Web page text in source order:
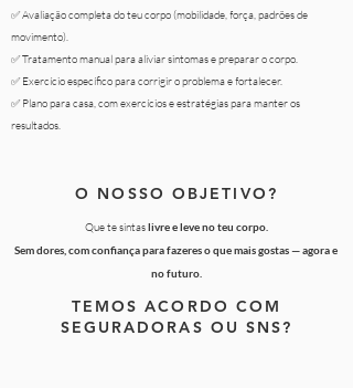
✅ Avaliação completa do teu corpo (mobilidade, força, padrões de
movimento).
✅ Tratamento manual para aliviar sintomas e preparar o corpo.
✅ Exercício específico para corrigir o problema e fortalecer.
✅ Plano para casa, com exercícios e estratégias para manter os
resultados.
O NOSSO OBJETIVO?
Que te sintaslivre e leve no teu corpo.
Sem dores, com confiança para fazeres o que mais gostas — agora e
no futuro.
TEMOS ACORDO COM
SEGURADORAS OU SNS?